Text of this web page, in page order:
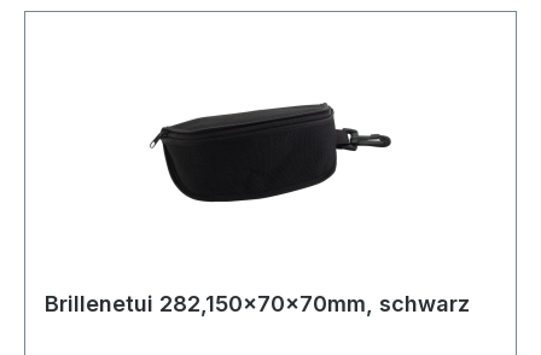
Brillenetui 282,150x70x70mm, schwarz